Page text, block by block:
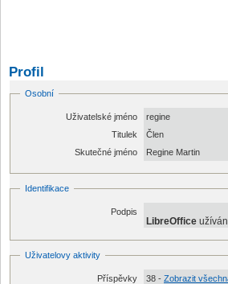
Profil
Osobní
Uživatelské jméno
regine
Titulek
Člen
Skutečné jméno
Regine Martin
Identifikace
Podpis
LibreOffice
Uživatelovy aktivity
Příspěvky 38 - Zobrazit